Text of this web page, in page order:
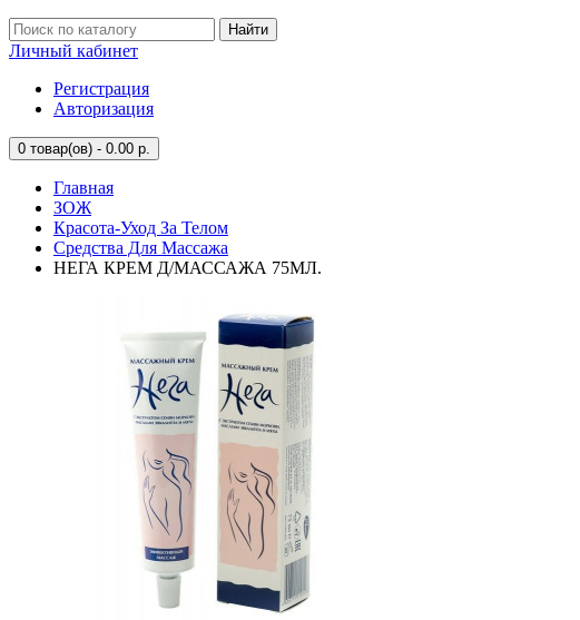
Найти
Личный кабинет
Регистрация
Авторизация
0 товар(ов) - 0.00 р.
Главная
ЗОЖ
Красота-Уход За Телом
Средства Для Массажа
НЕГА КРЕМ Д/МАССАЖА 75МЛ.